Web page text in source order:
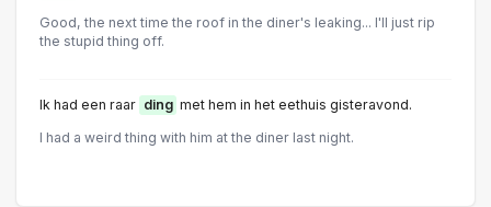
Good, the next time the roof in the diner's leaking... I'll just rip
the stupid thing off.
Ik had een raar ding met hem in het eethuis gisteravond.
I had a weird thing with him at the diner last night.